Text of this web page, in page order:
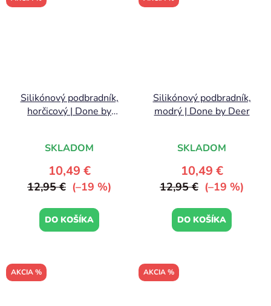
Silikónový podbradník,
horčicový | Done by
SKLADOM
10,49 €
12,95 € (–19 %)
DO KOŠÍKA
Silikónový podbradník,
modrý | Done by Deer
SKLADOM
10,49 €
12,95 € (–19 %)
DO KOŠÍKA
AKCIA % AKCIA %